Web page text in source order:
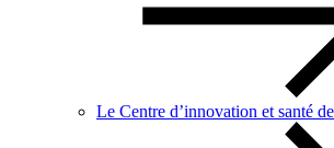
Le Centre d’innovation et santé